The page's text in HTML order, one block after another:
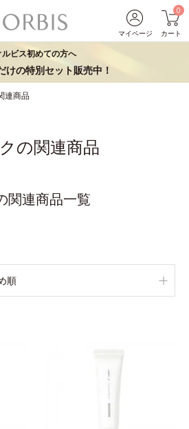
マイページ
0
カート
ルビス初めての方へ
けの特別セット販売中！
連商品
の関連商品
関連商品一覧
順